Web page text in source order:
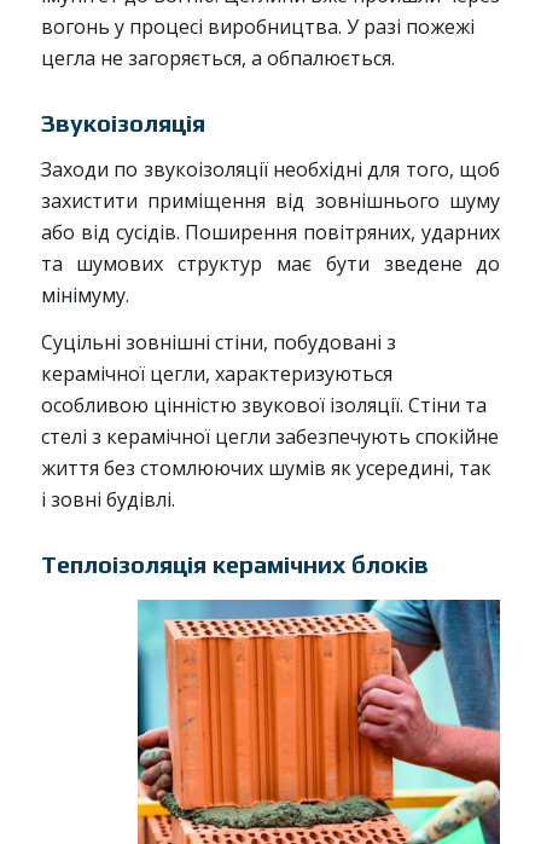
вогонь у процесі виробництва. У разі пожежі
цегла не загоряється, а обпалюється.
Звукоізоляція
Заходи по звукоізоляції необхідні для того, щоб
захистити приміщення від зовнішнього шуму
або від сусідів. Поширення повітряних, ударних
та шумових структур має бути зведене до
мінімуму.
Суцільні зовнішні стіни, побудовані з
керамічної цегли, характеризуються
особливою цінністю звукової ізоляції. Стіни та
стелі з керамічної цегли забезпечують спокійне
життя без стомлюючих шумів як усередині, так
і зовні будівлі.
Теплоізоляція керамічних блоків